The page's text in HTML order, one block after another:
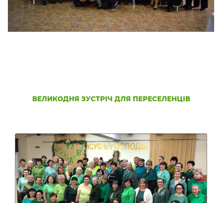
ВЕЛИКОДНЯ ЗУСТРІЧ ДЛЯ ПЕРЕСЕЛЕНЦІВ